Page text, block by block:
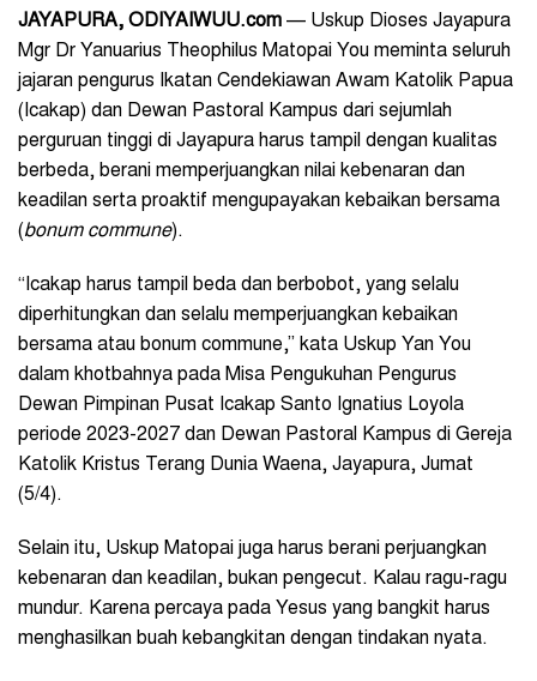
JAYAPURA, ODIYAIWUU.com — Uskup Dioses Jayapura
Mgr Dr Yanuarius Theophilus Matopai You meminta seluruh
jajaran pengurus Ikatan Cendekiawan Awam Katolik Papua
(Icakap) dan Dewan Pastoral Kampus dari sejumlah
perguruan tinggi di Jayapura harus tampil dengan kualitas
berbeda, berani memperjuangkan nilai kebenaran dan
keadilan serta proaktif mengupayakan kebaikan bersama
(bonum commune).
“Icakap harus tampil beda dan berbobot, yang selalu
diperhitungkan dan selalu memperjuangkan kebaikan
bersama atau bonum commune,” kata Uskup Yan You
dalam khotbahnya pada Misa Pengukuhan Pengurus
Dewan Pimpinan Pusat Icakap Santo Ignatius Loyola
periode 2023-2027 dan Dewan Pastoral Kampus di Gereja
Katolik Kristus Terang Dunia Waena, Jayapura, Jumat
(5/4).
Selain itu, Uskup Matopai juga harus berani perjuangkan
kebenaran dan keadilan, bukan pengecut. Kalau ragu-ragu
mundur. Karena percaya pada Yesus yang bangkit harus
menghasilkan buah kebangkitan dengan tindakan nyata.